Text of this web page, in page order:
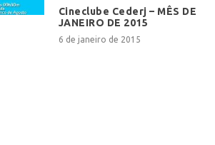
Cineclube Cederj – MÊS DE
JANEIRO DE 2015
6 de janeiro de 2015